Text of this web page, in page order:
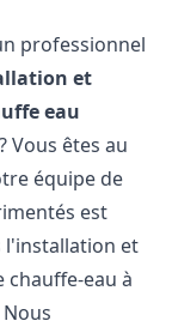
professionnel
et
eau
? Vous êtes au
équipe de
est
l'installation et
chauffe-eau à
Nous